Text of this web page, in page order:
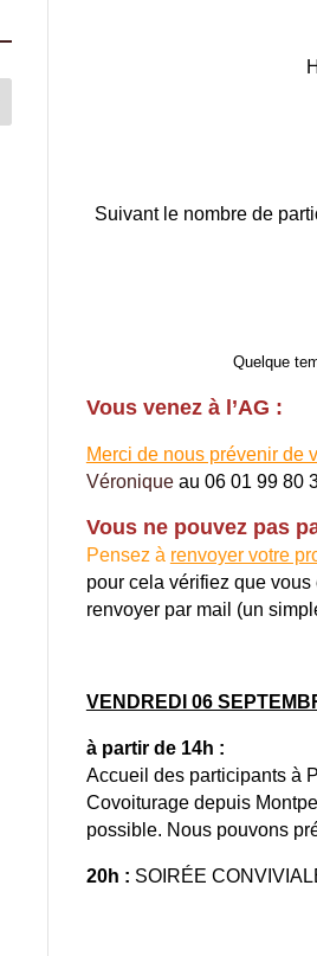
Suivant le nombre de
Quelque
Vous venez à l’AG :
Merci de nous prévenir de
Véronique au 06 01 99 80
Vous ne pouvez pas
Pensez à renvoyer votre
pour cela vérifiez que
renvoyer par mail (un
VENDREDI 06
à partir de 14h :
Accueil des participants à
Covoiturage depuis
possible. Nous pouvons
20h : SOIRÉE